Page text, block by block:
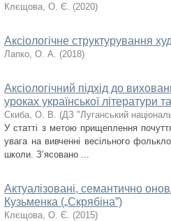
Клєщова, О. Є. (2020)
Аксіологічне структурування
Лапко, О. А. (2018)
Аксіологічний підхід до
уроках української літератури
Скиба, О. В. (ДЗ "Луганський
У статті з метою прищеплення
увага на вивченні весільного
школи. З’ясовано ...
Актуалізовані, семантично
Кузьменка („Скрябіна”)
Клєщова, О. Є. (2015)